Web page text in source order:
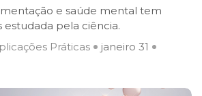
e saúde mental tem
estudada pela ciência.
Práticas
janeiro 31